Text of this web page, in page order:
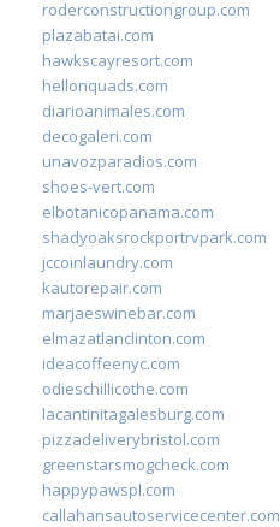
roderconstructiongroup.com
plazabatai.com
hawkscayresort.com
hellonquads.com
diarioanimales.com
decogaleri.com
unavozparadios.com
shoes-vert.com
elbotanicopanama.com
shadyoaksrockportrvpark.com
jccoinlaundry.com
kautorepair.com
marjaeswinebar.com
elmazatlanclinton.com
ideacoffeenyc.com
odieschillicothe.com
lacantinitagalesburg.com
pizzadeliverybristol.com
greenstarsmogcheck.com
happypawspl.com
callahansautoservicecenter.com